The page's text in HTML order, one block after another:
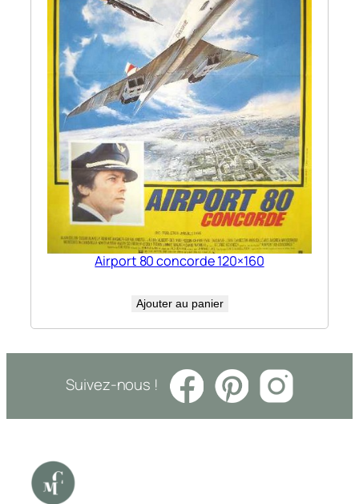
Airport 80 concorde 120×160
Ajouter au panier
Suivez-nous !